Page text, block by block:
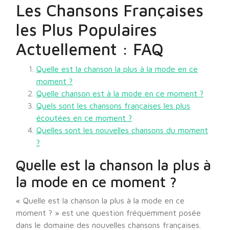
Les Chansons Françaises
les Plus Populaires
Actuellement : FAQ
Quelle est la chanson la plus à la mode en ce
moment ?
Quelle chanson est à la mode en ce moment ?
Quels sont les chansons françaises les plus
écoutées en ce moment ?
Quelles sont les nouvelles chansons du moment
?
Quelle est la chanson la plus à
la mode en ce moment ?
« Quelle est la chanson la plus à la mode en ce
moment ? » est une question fréquemment posée
dans le domaine des nouvelles chansons françaises.